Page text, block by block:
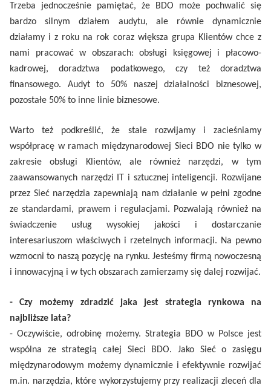
Trzeba jednocześnie pamiętać, że BDO może pochwalić się
bardzo silnym działem audytu, ale równie dynamicznie
działamy i z roku na rok coraz większa grupa Klientów chce z
nami pracować w obszarach: obsługi księgowej i płacowo-
kadrowej, doradztwa podatkowego, czy też doradztwa
finansowego. Audyt to 50% naszej działalności biznesowej,
pozostałe 50% to inne linie biznesowe.
Warto też podkreślić, że stale rozwijamy i zacieśniamy
współpracę w ramach międzynarodowej Sieci BDO nie tylko w
zakresie obsługi Klientów, ale również narzędzi, w tym
zaawansowanych narzędzi IT i sztucznej inteligencji. Rozwijane
przez Sieć narzędzia zapewniają nam działanie w pełni zgodne
ze standardami, prawem i regulacjami. Pozwalają również na
świadczenie usług wysokiej jakości i dostarczanie
interesariuszom właściwych i rzetelnych informacji. Na pewno
wzmocni to naszą pozycję na rynku. Jesteśmy firmą nowoczesną
i innowacyjną i w tych obszarach zamierzamy się dalej rozwijać.
- Czy możemy zdradzić jaka jest strategia rynkowa na
najbliższe lata?
- Oczywiście, odrobinę możemy. Strategia BDO w Polsce jest
wspólna ze strategią całej Sieci BDO. Jako Sieć o zasięgu
międzynarodowym możemy dynamicznie i efektywnie rozwijać
m.in. narzędzia, które wykorzystujemy przy realizacji zleceń dla